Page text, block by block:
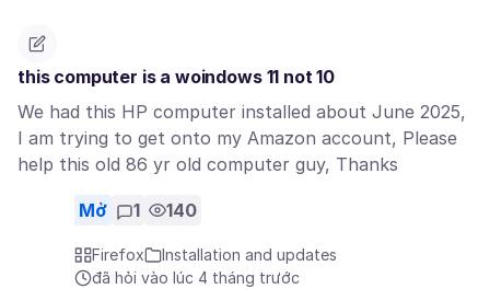
this computer is a woindows 11 not 10
We had this HP computer installed about June 2025,
I am trying to get onto my Amazon account, Please
help this old 86 yr old computer guy, Thanks
Mở 1 140
Firefox
Installation and updates
đã hỏi vào lúc 4 tháng trước